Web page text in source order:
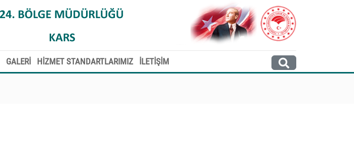
GALERİ HİZMET STANDARTLARIMIZ İLETİŞİM